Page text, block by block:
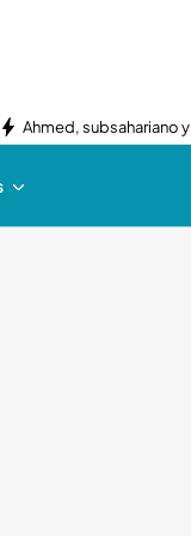
Ahmed, subsahariano